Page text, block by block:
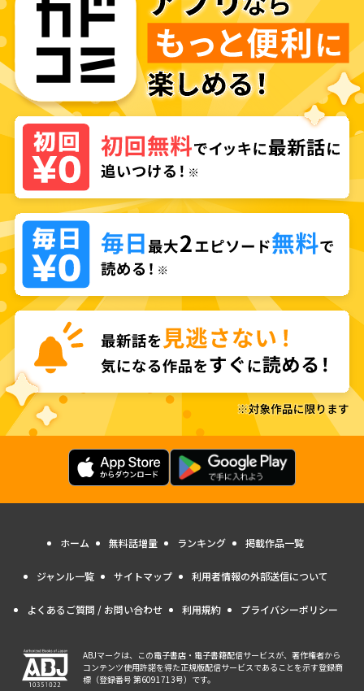
ホーム 無料話増量 ランキング 掲載作品一覧
ジャンル一覧 サイトマップ 利用者情報の外部送信について
よくあるご質問 / お問い合わせ 利用規約 プライバシーポリシー
ABJマークは、この電子書店・電子書籍配信サービスが、著作権者から
コンテンツ使用許諾を得た正規版配信サービスであることを示す登録商
標（登録番号 第6091713号）です。